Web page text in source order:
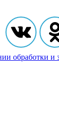
обработки и